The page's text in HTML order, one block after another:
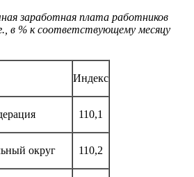
заработная плата работников
в % к соответствующему месяцу
Индекс
110,1
округ 110,2